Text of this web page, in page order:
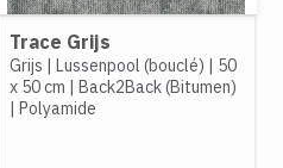
Trace Grijs
Grijs | Lussenpool (bouclé) | 50
x 50 cm | Back2Back (Bitumen)
| Polyamide